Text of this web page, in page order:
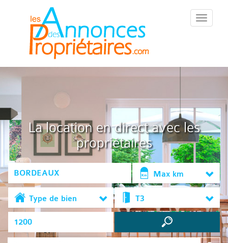
::Menu::
La location en direct avec les
propriétaires
Max km
Type de bien T3